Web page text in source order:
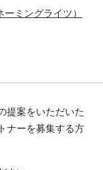
ミングライツ）
提案をいただいた
ナーを募集する方